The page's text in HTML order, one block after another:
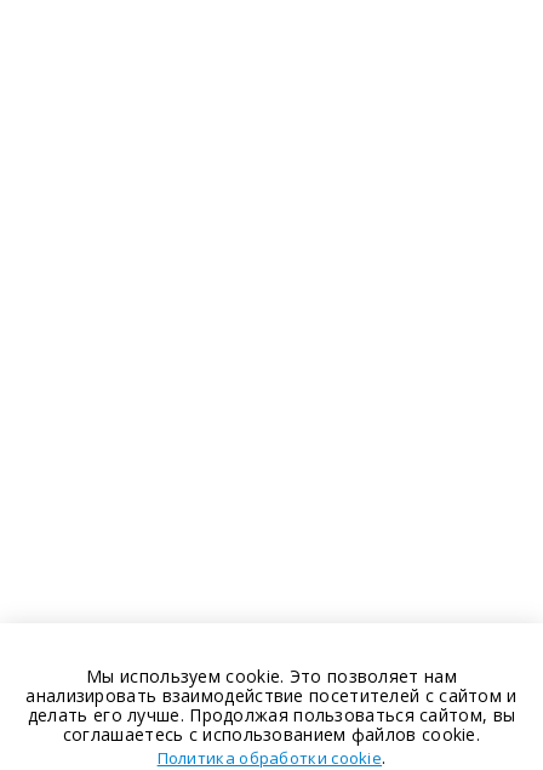
Мы используем cookie. Это позволяет нам
анализировать взаимодействие посетителей с сайтом и
делать его лучше. Продолжая пользоваться сайтом, вы
соглашаетесь с использованием файлов cookie.
Политика обработки cookie.